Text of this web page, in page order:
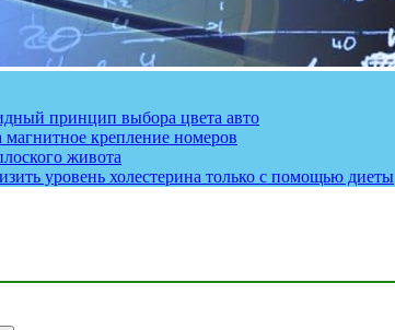
принцип выбора цвета авто
магнитное крепление номеров
живота
уровень холестерина только с помощью диеты